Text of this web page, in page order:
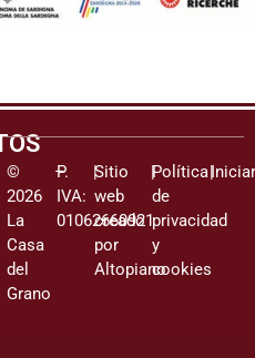
©
2026
La
Casa
del
Grano
–
P.
IVA:
01062660921
|Sitio
web
creado
por
Altopiano
|Política
de
privacidad
y
cookies
|